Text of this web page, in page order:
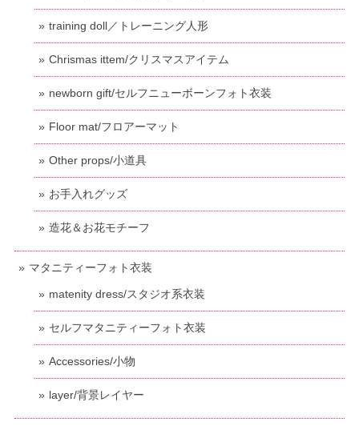
training doll／トレーニング人形
Chrismas ittem/クリスマスアイテム
newborn gift/セルフニューボーンフォト衣装
Floor mat/フロアーマット
Other props/小道具
お手入れグッズ
造花＆お花モチーフ
マタニティーフォト衣装
matenity dress/スタジオ系衣装
セルフマタニティーフォト衣装
Accessories/小物
layer/背景レイヤー